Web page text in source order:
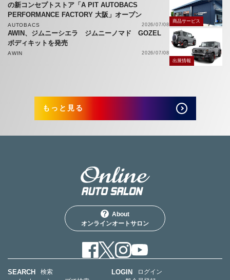
の新コンセプトストア「A PIT AUTOBACS
PERFORMANCE FACTORY 大阪」オープン
AUTOBACS 2026/07/08
商品サービス
AWIN、ジムニーシエラ ジムニーノマド GOZEL
ボディキットを発売
AWIN
2026/07/08
出展情報
もっと見る
About
オンラインオートサロン
SEARCH
検索
LOGIN
ログイン